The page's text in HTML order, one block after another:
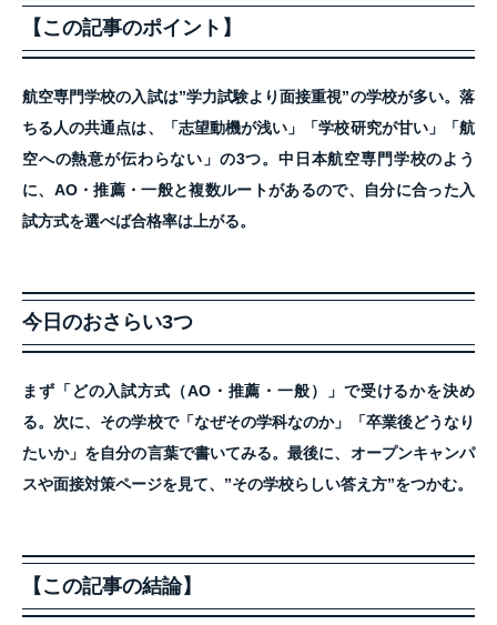
【この記事のポイント】
航空専門学校の入試は”学力試験より面接重視”の学校が多い。落
ちる人の共通点は、「志望動機が浅い」「学校研究が甘い」「航
空への熱意が伝わらない」の3つ。中日本航空専門学校のよう
に、AO・推薦・一般と複数ルートがあるので、自分に合った入
試方式を選べば合格率は上がる。
今日のおさらい3つ
まず「どの入試方式（AO・推薦・一般）」で受けるかを決め
る。次に、その学校で「なぜその学科なのか」「卒業後どうなり
たいか」を自分の言葉で書いてみる。最後に、オープンキャンパ
スや面接対策ページを見て、”その学校らしい答え方”をつかむ。
【この記事の結論】